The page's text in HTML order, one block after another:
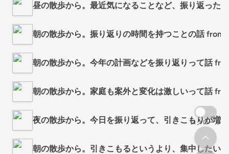
昼の散歩から。最近気になることなど、振り返った
朝の散歩から。振り返りの時間を持つことの話 from
朝の散歩から。今年の計画などを振り返りって話
朝の散歩から。家庭も案外と変化は激しいって話
夜の散歩から。今日を振り返って、引きこもりが増
朝の散歩から。引きこもるというより、集中したい
スクロール